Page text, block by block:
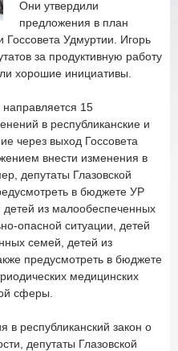
Они утвердили
предложения в план
Госсовета Удмуртии. Игорь
за продуктивную работу
хорошие инициативы.
направляется 15
в республиканские и
через выход Госсовета
внести изменения в
депутаты Глазовской
в бюджете УР
детей из малообеспеченных
опасной ситуации, детей
семей, детей из
предусмотреть в бюджете
медицинских
сферы.
в республиканский закон о
депутаты Глазовской